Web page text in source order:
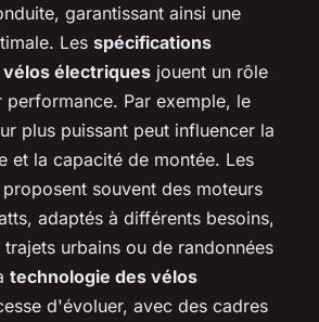
garantissant ainsi une
Les spécifications
électriques jouent un rôle
performance. Par exemple, le
plus puissant peut influencer la
et la capacité de montée. Les
souvent des moteurs
adaptés à différents besoins,
urbains ou de randonnées
technologie des vélos
d'évoluer, avec des cadres